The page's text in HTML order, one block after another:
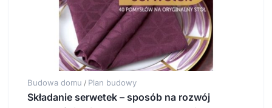
Budowa domu / Plan budowy
Składanie serwetek – sposób na rozwój